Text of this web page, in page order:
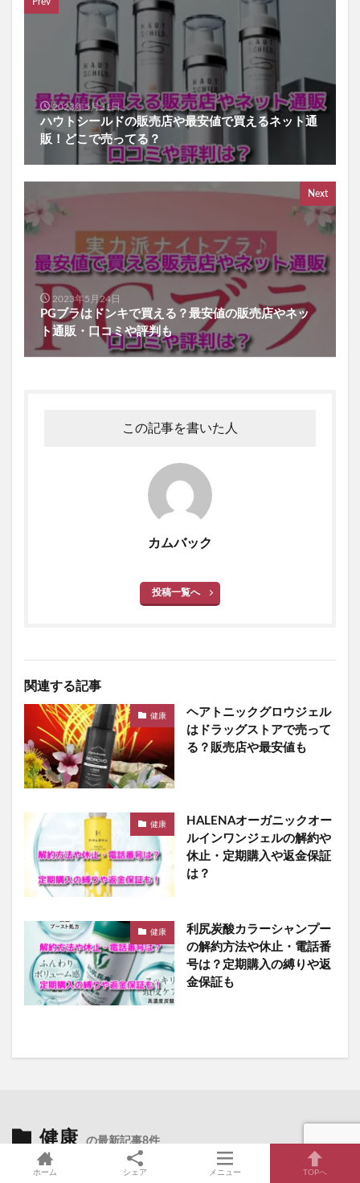
2023年5月21日
ハウトシールドの販売店や最安値で買えるネット通
販！どこで売ってる？
Next
2023年5月24日
PGブラはドンキで買える？最安値の販売店やネッ
ト通販・口コミや評判も
この記事を書いた人
カムバック
投稿一覧へ
関連する記事
健康
ヘアトニックグロウジェル
はドラッグストアで売って
る？販売店や最安値も
健康
HALENAオーガニックオー
ルインワンジェルの解約や
休止・定期購入や返金保証
は？
健康
利尻炭酸カラーシャンプー
の解約方法や休止・電話番
号は？定期購入の縛りや返
金保証も
健康 の最新記事8件
ホーム シェア メニュー TOPへ